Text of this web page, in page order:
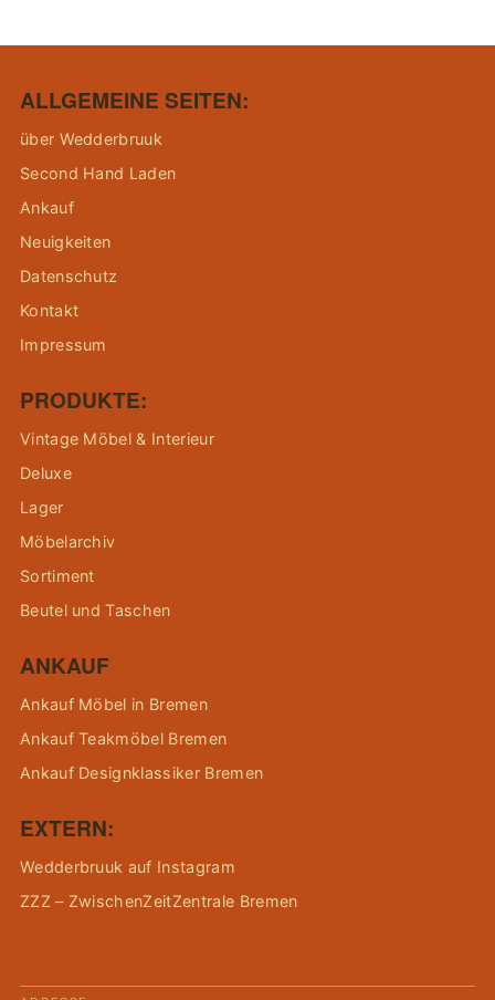
ALLGEMEINE SEITEN:
über Wedderbruuk
Second Hand Laden
Ankauf
Neuigkeiten
Datenschutz
Kontakt
Impressum
PRODUKTE:
Vintage Möbel & Interieur
Deluxe
Lager
Möbelarchiv
Sortiment
Beutel und Taschen
ANKAUF
Ankauf Möbel in Bremen
Ankauf Teakmöbel Bremen
Ankauf Designklassiker Bremen
EXTERN:
Wedderbruuk auf Instagram
ZZZ – ZwischenZeitZentrale Bremen